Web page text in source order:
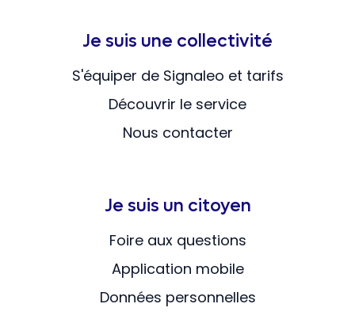
Je suis une collectivité
S'équiper de Signaleo et tarifs
Découvrir le service
Nous contacter
Je suis un citoyen
Foire aux questions
Application mobile
Données personnelles